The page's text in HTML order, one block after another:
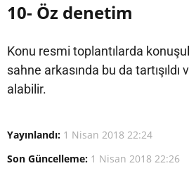
10- Öz denetim
Konu resmi toplantılarda
sahne arkasında bu da
alabilir.
Yayınlandı: 1 Nisan 2018 22:24
Son Güncelleme: 1 Nisan 2018 22:26